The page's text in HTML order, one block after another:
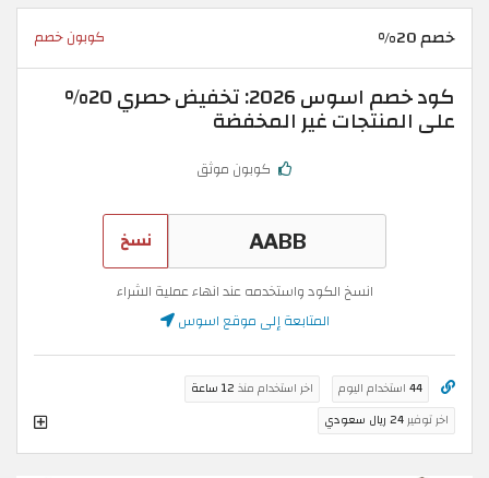
خصم 20% كوبون خصم
كود خصم اسوس 2026: تخفيض حصري 20%
على المنتجات غير المخفضة
كوبون موثق
نسخ
انسخ الكود واستخدمه عند انهاء عملية الشراء
المتابعة إلى موقع اسوس
44 استخدام اليوم اخر استخدام منذ 12 ساعة
اخر توفير24 ريال سعودي